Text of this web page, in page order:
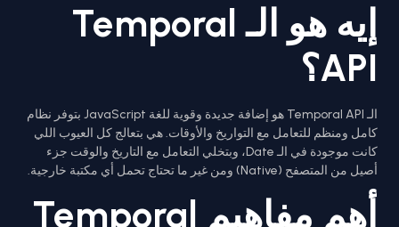
إيه هو الـ Temporal
API؟
الـ Temporal API هو إضافة جديدة وقوية للغة JavaScript بتوفر نظام
كامل ومنظم للتعامل مع التواريخ والأوقات. هي بتعالج كل العيوب اللي
كانت موجودة في الـ Date، وبتخلي التعامل مع التاريخ والوقت جزء
أصيل من المتصفح (Native) ومن غير ما تحتاج تحمل أي مكتبة خارجية.
أهم مفاهيم Temporal